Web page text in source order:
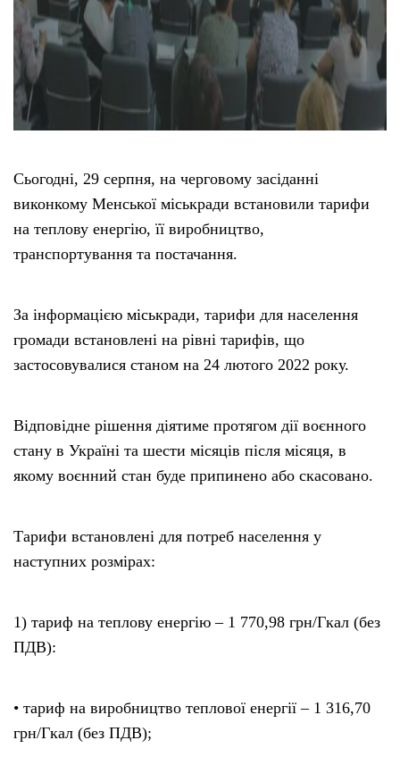
Сьогодні, 29 серпня, на черговому засіданні
виконкому Менської міськради встановили тарифи
на теплову енергію, її виробництво,
транспортування та постачання.
За інформацією міськради, тарифи для населення
громади встановлені на рівні тарифів, що
застосовувалися станом на 24 лютого 2022 року.
Відповідне рішення діятиме протягом дії воєнного
стану в Україні та шести місяців після місяця, в
якому воєнний стан буде припинено або скасовано.
Тарифи встановлені для потреб населення у
наступних розмірах:
1) тариф на теплову енергію – 1 770,98 грн/Гкал (без
ПДВ):
• тариф на виробництво теплової енергії – 1 316,70
грн/Гкал (без ПДВ);